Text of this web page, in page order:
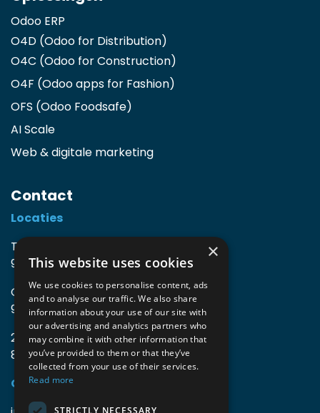
Odoo ERP
O4D (Odoo for Distribution)
O4C (Odoo for Construction)
O4F (Odoo apps for Fashion)
OFS (Odoo Foodsafe)
AI Scale
Web & digitale marketing
Contact
Locaties
TIO3 | O.Delghuststraat 60
9600 Ronse, België
Guido Gezellelaan 16
9800 Deinze, België
2mprove (web) | Westlaan 470
8800 Roeselare, België
Gegevens
×
This website uses cookies
We use cookies to personalise content, ads
and to analyse our traffic. We also share
information about your use of our site with
our advertising and analytics partners who
may combine it with other information that
you’ve provided to them or that they’ve
collected from your use of their services.
Read more
STRICTLY NECESSARY